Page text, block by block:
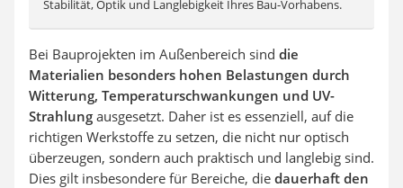
Stabilität, Optik und Langlebigkeit Ihres Bau-Vorhabens.
Bei Bauprojekten im Außenbereich sind die
Materialien besonders hohen Belastungen durch
Witterung, Temperaturschwankungen und UV-
Strahlung ausgesetzt. Daher ist es essenziell, auf die
richtigen Werkstoffe zu setzen, die nicht nur optisch
überzeugen, sondern auch praktisch und langlebig sind.
Dies gilt insbesondere für Bereiche, die dauerhaft den